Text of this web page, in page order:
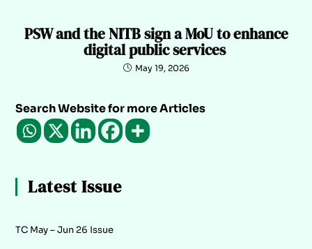
PSW and the NITB sign a MoU to enhance
digital public services
May 19, 2026
Search Website for more Articles
Latest Issue
TC May – Jun 26 Issue